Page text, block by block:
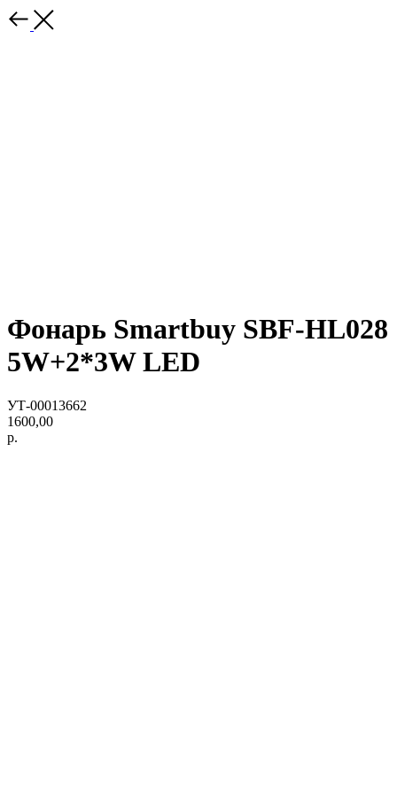
Фонарь Smartbuy SBF-HL028
5W+2*3W LED
УТ-00013662
1600,00
р.